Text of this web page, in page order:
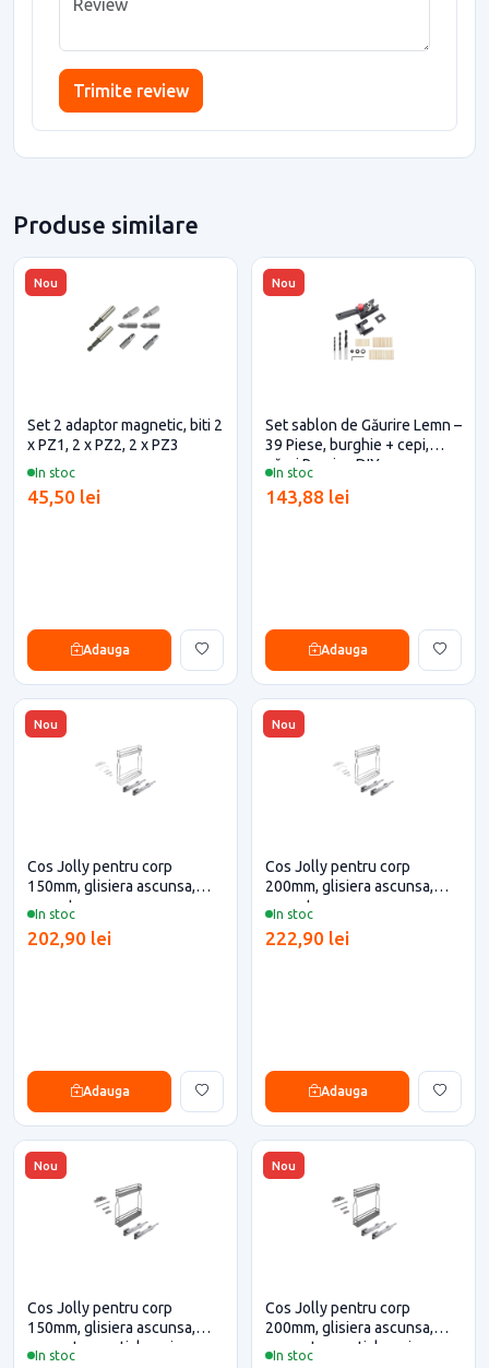
Trimite review
Produse similare
Nou
In stoc
Set 2 adaptor magnetic, biti 2
x PZ1, 2 x PZ2, 2 x PZ3
45,50 lei
Adauga
Nou
In stoc
Set sablon de Găurire Lemn –
39 Piese, burghie + cepi,
găuri Precise DIY
143,88 lei
Adauga
Nou
In stoc
Cos Jolly pentru corp
150mm, glisiera ascunsa,
cromat,
202,90 lei
Adauga
Nou
In stoc
Cos Jolly pentru corp
200mm, glisiera ascunsa,
cromat,
222,90 lei
Adauga
Nou
In stoc
Cos Jolly pentru corp
150mm, glisiera ascunsa,
separatoare sticle, gri
Nou
In stoc
Cos Jolly pentru corp
200mm, glisiera ascunsa,
separatoare sticle, gri